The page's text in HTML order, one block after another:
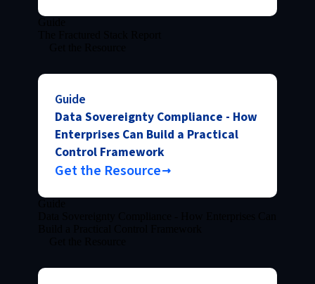
Guide
Data Sovereignty Compliance - How
Enterprises Can Build a Practical
Control Framework
Get the Resource